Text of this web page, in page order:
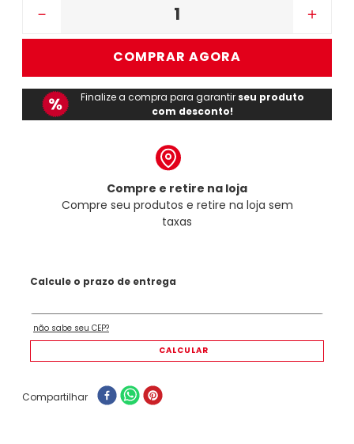
＋
－
COMPRAR AGORA
Finalize a compra para garantir seu produto
com desconto!
Compre e retire na loja
Compre seu produtos e retire na loja sem
taxas
Compartilhar